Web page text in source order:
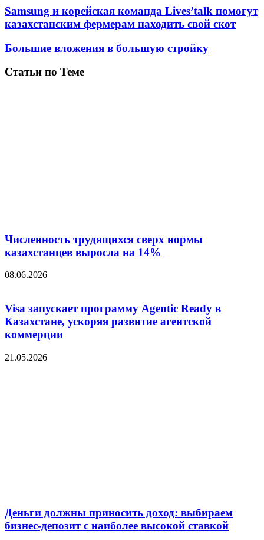
Samsung и корейская команда Lives’talk помогут
казахстанским фермерам находить свой скот
Большие вложения в большую стройку
Статьи по Теме
Численность трудящихся сверх нормы
казахстанцев выросла на 14%
08.06.2026
Visa запускает программу Agentic Ready в
Казахстане, ускоряя развитие агентской
коммерции
21.05.2026
Деньги должны приносить доход: выбираем
бизнес-депозит с наиболее высокой ставкой